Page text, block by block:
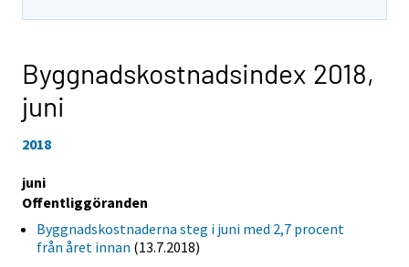
Byggnadskostnadsindex 2018,
juni
2018
juni
Offentliggöranden
Byggnadskostnaderna steg i juni med 2,7 procent
från året innan (13.7.2018)